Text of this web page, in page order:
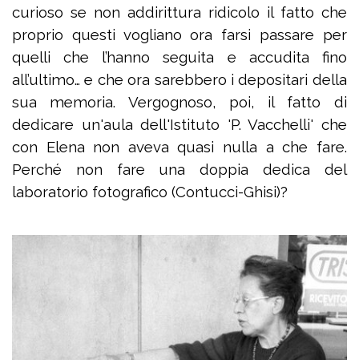
curioso se non addirittura ridicolo il fatto che
proprio questi vogliano ora farsi passare per
quelli che l’hanno seguita e accudita fino
all’ultimo… e che ora sarebbero i depositari della
sua memoria. Vergognoso, poi, il fatto di
dedicare un'aula dell'Istituto 'P. Vacchelli' che
con Elena non aveva quasi nulla a che fare.
Perché non fare una doppia dedica del
laboratorio fotografico (Contucci-Ghisi)?